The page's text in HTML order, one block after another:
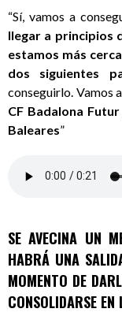
“Sí, vamos a
llegar a principios
estamos más cerca
dos siguientes
conseguirlo. Vamos
CF Badalona
Baleares”
SE AVECINA UN
HABRÁ UNA
MOMENTO DE
CONSOLIDARSE